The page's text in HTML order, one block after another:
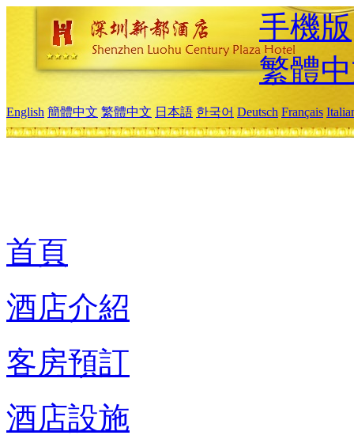
手機版
繁體
English 簡體中文 繁體中文 日本語 한국어 Deutsch Français
首頁
酒店介紹
客房預訂
酒店設施